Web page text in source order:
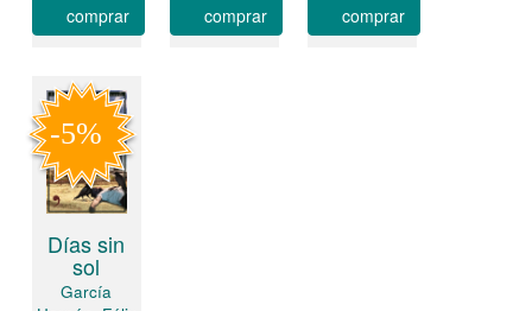
comprar comprar comprar
Días sin
sol
García